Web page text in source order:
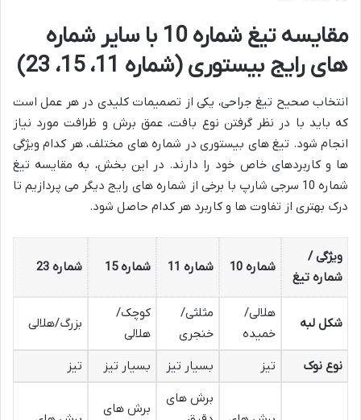
مقایسه تیغ شماره 10 با سایر شماره
های رایج بیستوری (شماره 11، 15، 23)
انتخاب صحیح تیغ جراحی، یکی از تصمیمات کلیدی در هر عمل است
که باید با در نظر گرفتن نوع بافت، عمق برش و ظرافت مورد نیاز
انجام شود. تیغ های بیستوری در شماره های مختلف، هر کدام ویژگی
ها و کاربردهای خاص خود را دارند. در این بخش، به مقایسه تیغ
شماره 10 سرجی شارپ با برخی از شماره های رایج دیگر می پردازیم تا
درک بهتری از تفاوت ها و کاربرد هر کدام حاصل شود.
ویژگی /
شماره تیغ
شماره 10 شماره 11 شماره 15 شماره 23
شکل لبه
هلالی/
خمیده
مثلثی/
خنجری
کوچک/
هلالی
بزرگ/هلالی
نوع نوک تیز بسیار تیز بسیار تیز تیز
برش های
برش های